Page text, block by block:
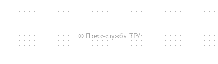
© Пресс-службы ТГУ